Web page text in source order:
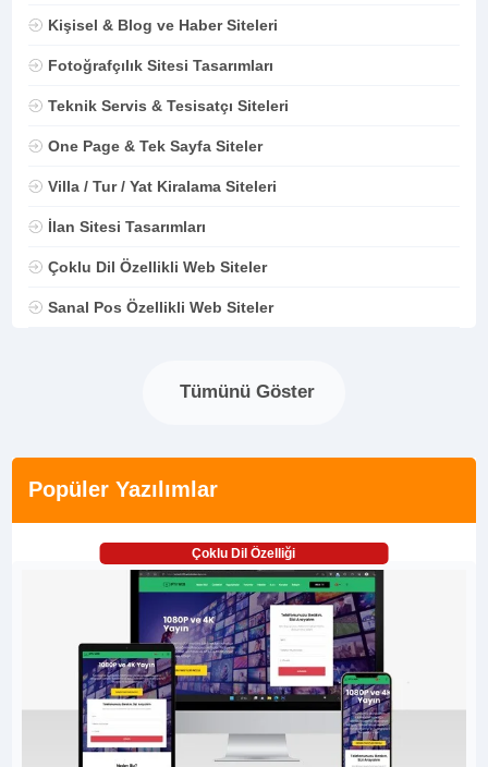
Kişisel & Blog ve Haber Siteleri
Fotoğrafçılık Sitesi Tasarımları
Teknik Servis & Tesisatçı Siteleri
One Page & Tek Sayfa Siteler
Villa / Tur / Yat Kiralama Siteleri
İlan Sitesi Tasarımları
Çoklu Dil Özellikli Web Siteler
Sanal Pos Özellikli Web Siteler
Tümünü Göster
Popüler Yazılımlar
Çoklu Dil Özelliği